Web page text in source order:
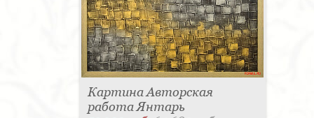
Картина Авторская
работа Янтарь